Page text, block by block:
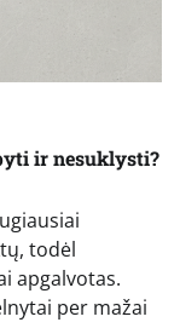
ir nesuklysti?
todėl
apgalvotas.
per mažai